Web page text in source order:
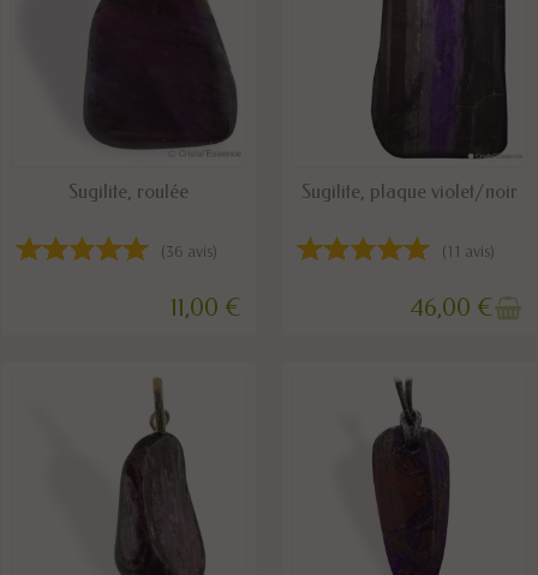
DISPONIBLE
Sugilite, roulée
(36 avis)
11,00 €
RUPTURE DE STOCK
Sugilite, plaque violet/noir
(11 avis)
46,00 €